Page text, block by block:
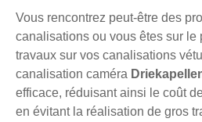
Vous rencontrez peut-être des
canalisations ou vous êtes sur le
travaux sur vos canalisations
canalisation caméra
efficace, réduisant ainsi le coût
en évitant la réalisation de gros